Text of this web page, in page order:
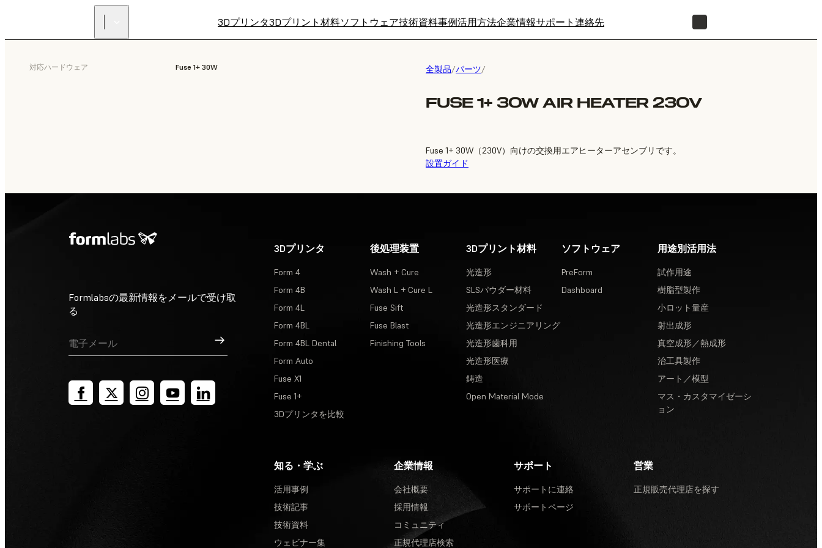
3Dプリンタ3Dプリント材料ソフトウェア技術資料事例活用方法企業情報サポート 連絡先
全製品/パーツ/
FUSE 1+ 30W AIR HEATER 230V
対応ハードウェア Fuse 1+ 30W
Fuse 1+ 30W（230V）向けの交換用エアヒーターアセンブリです。
設置ガイド
Formlabsの最新情報をメールで受け取
る
サインアップ
3Dプリンタ
Form 4
Form 4B
Form 4L
Form 4BL
Form 4BL Dental
Form Auto
Fuse X1
Fuse 1+
3Dプリンタを比較
後処理装置
Wash + Cure
Wash L + Cure L
Fuse Sift
Fuse Blast
Finishing Tools
3Dプリント材料
光造形
SLSパウダー材料
光造形スタンダード
光造形エンジニアリング
光造形歯科用
光造形医療
鋳造
Open Material Mode
ソフトウェア
PreForm
Dashboard
用途別活用法
試作用途
樹脂型製作
小ロット量産
射出成形
真空成形／熱成形
治工具製作
アート／模型
マス・カスタマイゼーシ
ョン
知る・学ぶ
活用事例
技術記事
技術資料
ウェビナー集
企業情報
会社概要
採用情報
コミュニティ
正規代理店検索
サポート
サポートに連絡
サポートページ
営業
正規販売代理店を探す